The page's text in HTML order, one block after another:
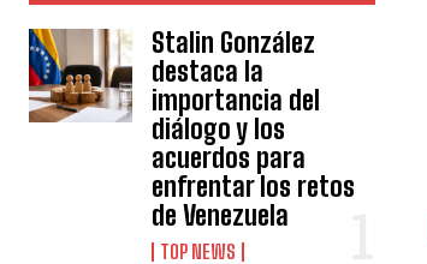
Stalin González
destaca la
importancia del
diálogo y los
acuerdos para
enfrentar los retos
de Venezuela
TOP NEWS